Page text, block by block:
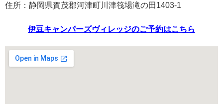
住所：静岡県賀茂郡河津町川津筏場滝の田1403-1
伊豆キャンパーズヴィレッジのご予約はこちら